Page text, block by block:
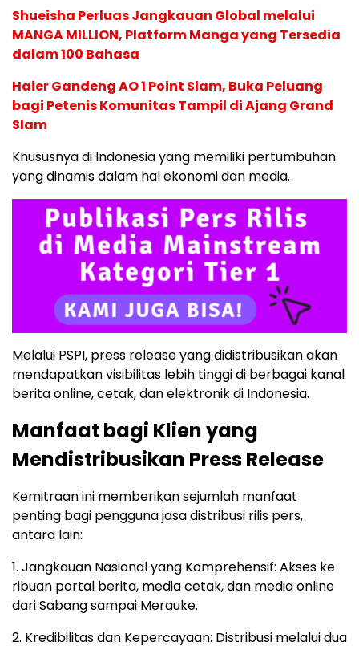
Shueisha Perluas Jangkauan Global melalui
MANGA MILLION, Platform Manga yang Tersedia
dalam 100 Bahasa
Haier Gandeng AO 1 Point Slam, Buka Peluang
bagi Petenis Komunitas Tampil di Ajang Grand
Slam
Khususnya di Indonesia yang memiliki pertumbuhan
yang dinamis dalam hal ekonomi dan media.
Melalui PSPI, press release yang didistribusikan akan
mendapatkan visibilitas lebih tinggi di berbagai kanal
berita online, cetak, dan elektronik di Indonesia.
Manfaat bagi Klien yang
Mendistribusikan Press Release
Kemitraan ini memberikan sejumlah manfaat
penting bagi pengguna jasa distribusi rilis pers,
antara lain:
1. Jangkauan Nasional yang Komprehensif: Akses ke
ribuan portal berita, media cetak, dan media online
dari Sabang sampai Merauke.
2. Kredibilitas dan Kepercayaan: Distribusi melalui dua